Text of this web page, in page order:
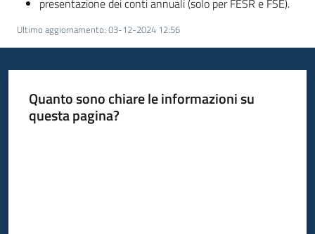
Leggi
Atti
presentazione dei conti annuali (solo per FESR e FSE).
Ultimo aggiornamento: 03-12-2024 12:56
Quanto sono chiare le informazioni su
questa pagina?